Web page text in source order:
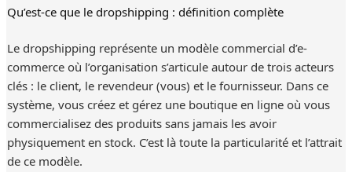
Qu’est-ce que le dropshipping : définition complète
Le dropshipping représente un modèle commercial d’e-
commerce où l’organisation s’articule autour de trois acteurs
clés : le client, le revendeur (vous) et le fournisseur. Dans ce
système, vous créez et gérez une boutique en ligne où vous
commercialisez des produits sans jamais les avoir
physiquement en stock. C’est là toute la particularité et l’attrait
de ce modèle.